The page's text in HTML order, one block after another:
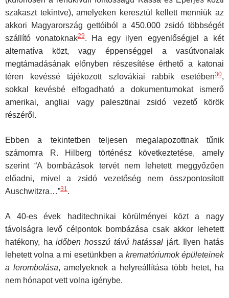
szakaszt tekintve), amelyeken keresztül kellett menniük az
akkori Magyarország gettóiból a 450.000 zsidó többségét
szállító vonatoknak29. Ha egy ilyen egyenlőségjel a két
alternatíva közt, vagy éppenséggel a vasútvonalak
megtámadásának előnyben részesítése érthető a katonai
téren kevéssé tájékozott szlovákiai rabbik esetében30,
sokkal kevésbé elfogadható a dokumentumokat ismerő
amerikai, angliai vagy palesztinai zsidó vezető körök
részéről.
Ebben a tekintetben teljesen megalapozottnak tűnik
számomra R. Hilberg történész következtetése, amely
szerint “A bombázások tervét nem lehetett meggyőzően
előadni, mivel a zsidó vezetőség nem összpontosított
Auschwitzra…”31.
A 40-es évek haditechnikai körülményei közt a nagy
távolságra levő célpontok bombázása csak akkor lehetett
hatékony, haidőben hosszú távú hatással járt. Ilyen hatás
lehetett volna a mi esetünkben a krematóriumok épületeinek
a lerombolása, amelyeknek a helyreállítása több hetet, ha
nem hónapot vett volna igénybe.